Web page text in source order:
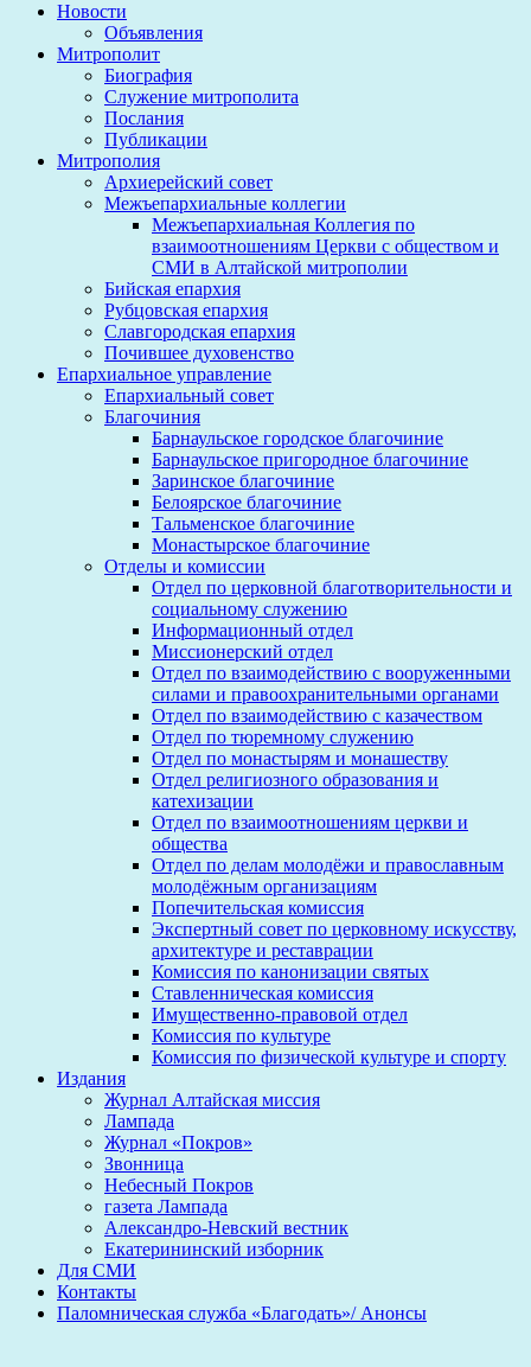
Новости
Объявления
Митрополит
Биография
Служение митрополита
Послания
Публикации
Митрополия
Архиерейский совет
Межъепархиальные коллегии
Межъепархиальная Коллегия по
взаимоотношениям Церкви с обществом и
СМИ в Алтайской митрополии
Бийская епархия
Рубцовская епархия
Славгородская епархия
Почившее духовенство
Епархиальное управление
Епархиальный совет
Благочиния
Барнаульское городское благочиние
Барнаульское пригородное благочиние
Заринское благочиние
Белоярское благочиние
Тальменское благочиние
Монастырское благочиние
Отделы и комиссии
Отдел по церковной благотворительности и
социальному служению
Информационный отдел
Миссионерский отдел
Отдел по взаимодействию с вооруженными
силами и правоохранительными органами
Отдел по взаимодействию с казачеством
Отдел по тюремному служению
Отдел по монастырям и монашеству
Отдел религиозного образования и
катехизации
Отдел по взаимоотношениям церкви и
общества
Отдел по делам молодёжи и православным
молодёжным организациям
Попечительская комиссия
Экспертный совет по церковному искусству,
архитектуре и реставрации
Комиссия по канонизации святых
Ставленническая комиссия
Имущественно-правовой отдел
Комиссия по культуре
Комиссия по физической культуре и спорту
Издания
Журнал Алтайская миссия
Лампада
Журнал «Покров»
Звонница
Небесный Покров
газета Лампада
Александро-Невский вестник
Екатерининский изборник
Для СМИ
Контакты
Паломническая служба «Благодать»/ Анонсы